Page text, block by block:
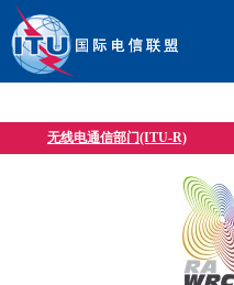
无线电通信部门(ITU-R)